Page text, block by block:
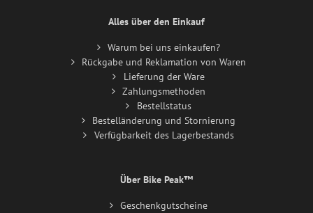
Alles über den Einkauf
Warum bei uns einkaufen?
Rückgabe und Reklamation von Waren
Lieferung der Ware
Zahlungsmethoden
Bestellstatus
Bestelländerung und Stornierung
Verfügbarkeit des Lagerbestands
Über Bike Peak™
Geschenkgutscheine